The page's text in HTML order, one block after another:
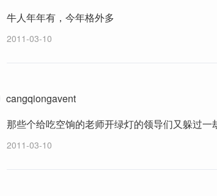
牛人年年有，今年格外多
2011-03-10
cangqiongavent
那些个给吃空饷的老师开绿灯的领导们又躲过一
2011-03-10